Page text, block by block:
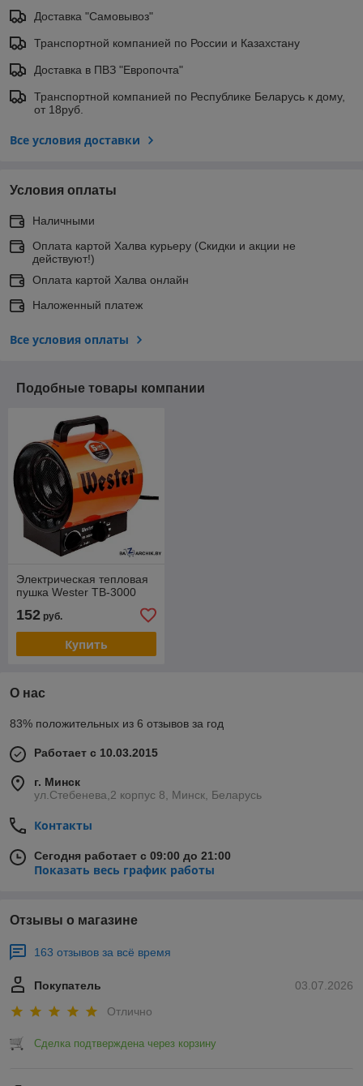
Доставка "Самовывоз"
Транспортной компанией по России и Казахстану
Доставка в ПВЗ "Европочта"
Транспортной компанией по Республике Беларусь к дому,
от 18руб.
Все условия доставки
Условия оплаты
Наличными
Оплата картой Халва курьеру (Скидки и акции не
действуют!)
Оплата картой Халва онлайн
Наложенный платеж
Все условия оплаты
Подобные товары компании
Электрическая тепловая
пушка Wester TB-3000
152 руб.
Купить
О нас
83% положительных из 6 отзывов за год
Работает с 10.03.2015
г. Минск
ул.Стебенева,2 корпус 8, Минск, Беларусь
Контакты
Сегодня работает с 09:00 до 21:00
Показать весь график работы
Отзывы о магазине
163 отзывов за всё время
03.07.2026
Покупатель
Отлично
Сделка подтверждена через корзину